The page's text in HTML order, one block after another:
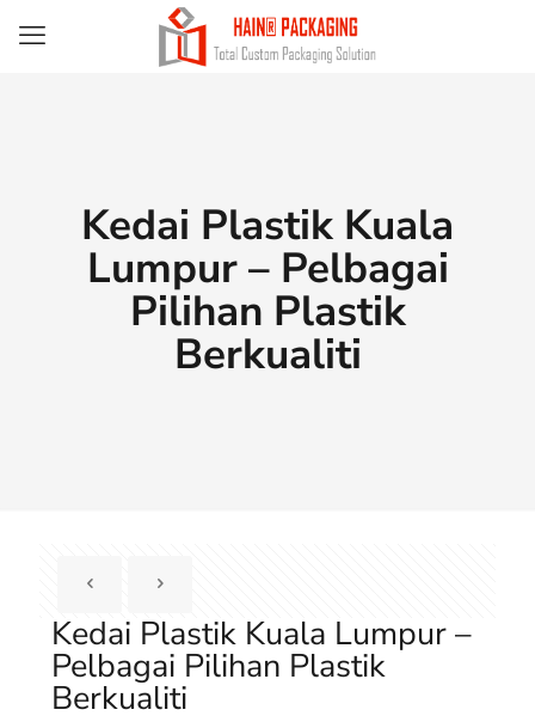
Kedai Plastik Kuala
Lumpur – Pelbagai
Pilihan Plastik
Berkualiti
Kedai Plastik Kuala Lumpur –
Pelbagai Pilihan Plastik
Berkualiti